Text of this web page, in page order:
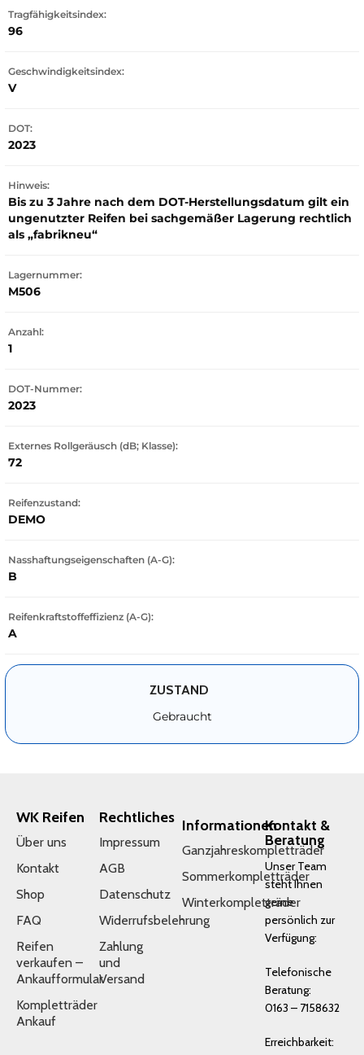
Tragfähigkeitsindex:
96
Geschwindigkeitsindex:
V
DOT:
2023
Hinweis:
Bis zu 3 Jahre nach dem DOT-Herstellungsdatum gilt ein
ungenutzter Reifen bei sachgemäßer Lagerung rechtlich
als „fabrikneu“
Lagernummer:
M506
Anzahl:
1
DOT-Nummer:
2023
Externes Rollgeräusch (dB; Klasse):
72
Reifenzustand:
DEMO
Nasshaftungseigenschaften (A-G):
B
Reifenkraftstoffeffizienz (A-G):
A
ZUSTAND
Gebraucht
WK Reifen
Über uns
Kontakt
Shop
FAQ
Reifen
verkaufen –
Ankaufformular
Kompletträder
Ankauf
Rechtliches
Impressum
AGB
Datenschutz
Widerrufsbelehrung
Zahlung
und
Versand
Informationen
Ganzjahreskompletträder
Sommerkompletträder
Winterkompletträder
Kontakt &
Beratung
Unser Team
steht Ihnen
gerne
persönlich zur
Verfügung:
Telefonische
Beratung:
0163 – 7158632
Erreichbarkeit: